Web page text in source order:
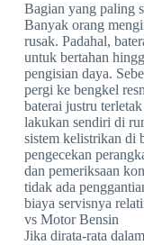
Bagian yang paling
Banyak orang
rusak. Padahal,
untuk bertahan
pengisian daya.
pergi ke bengkel
baterai justru
lakukan sendiri di
sistem kelistrikan di
pengecekan
dan pemeriksaan
tidak ada
biaya servisnya
vs Motor Bensin
Jika dirata-rata